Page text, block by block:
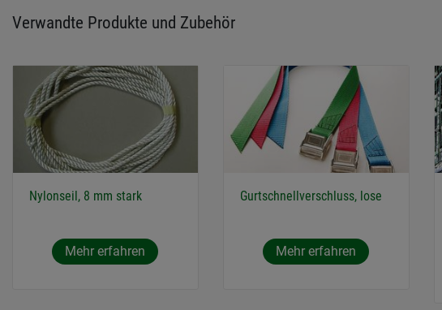
Verwandte Produkte und Zubehör
Nylonseil, 8 mm stark
Mehr erfahren
Gurtschnellverschluss, lose
Mehr erfahren